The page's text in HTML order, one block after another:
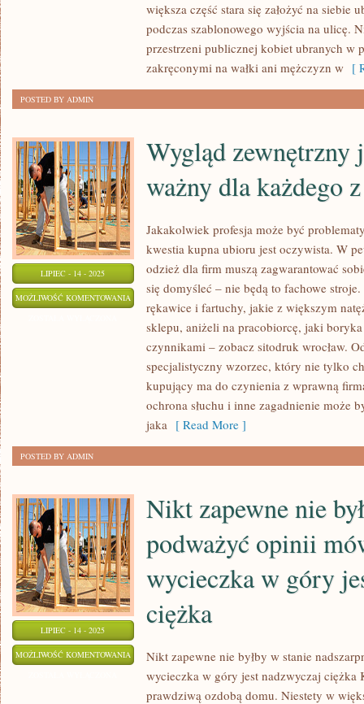
SAMOCHODU?
większa część stara się założyć na siebie
podczas szablonowego wyjścia na ulicę.
przestrzeni publicznej kobiet ubranych w
zakręconymi na wałki ani mężczyzn w [
POSTED BY ADMIN
LIPIEC - 14 - 2025
MOŻLIWOŚĆ KOMENTOWANIA WYGLĄD
ZEWNĘTRZNY
WYBITNIE
KAŻDEGO
Wygląd zewnętrzny
ważny dla każdego
Jakakolwiek profesja może być
kwestia kupna ubioru jest oczywista. W
odzież dla firm muszą zagwarantować
się domyśleć – nie będą to fachowe
rękawice i fartuchy, jakie z większym
sklepu, aniżeli na pracobiorcę, jaki
czynnikami – zobacz sitodruk wrocław.
specjalistyczny wzorzec, który nie tylko
kupujący ma do czynienia z wprawną
ochrona słuchu i inne zagadnienie może
jaka [ Read More ]
POSTED BY ADMIN
LIPIEC - 14 - 2025
MOŻLIWOŚĆ KOMENTOWANIA NIKT
ZAPEWNE
Nikt zapewne nie
podważyć opinii
wycieczka w góry
ciężka
Nikt zapewne nie byłby w stanie
wycieczka w góry jest nadzwyczaj ciężka
prawdziwą ozdobą domu. Niestety w